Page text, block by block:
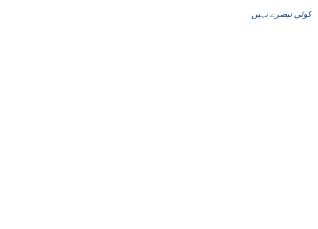
کوئی تبصرے نہیں